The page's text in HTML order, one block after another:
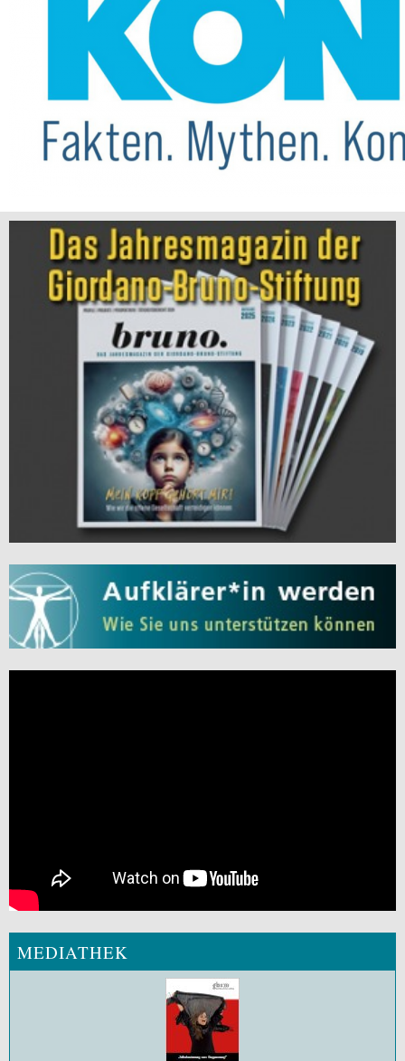
MEDIATHEK